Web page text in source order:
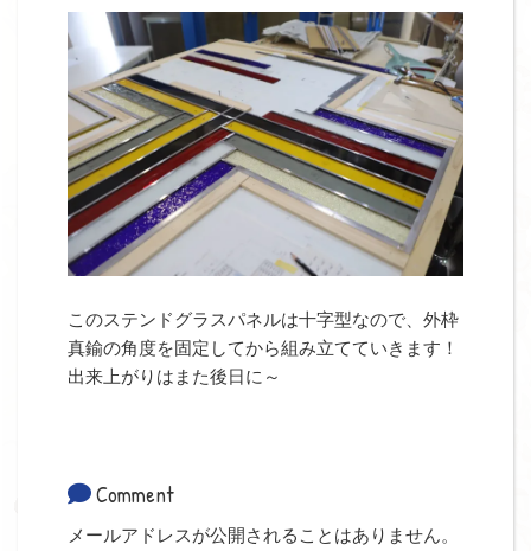
このステンドグラスパネルは十字型なので、外枠
真鍮の角度を固定してから組み立てていきます！
出来上がりはまた後日に～
Comment
メールアドレスが公開されることはありません。